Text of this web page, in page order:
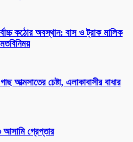
কঠোর অবস্থান: বাস ও ট্রাক মালিক
আত্মসাতের চেষ্টা, এলাকাবাসীর বাধার
গ্রেপ্তার